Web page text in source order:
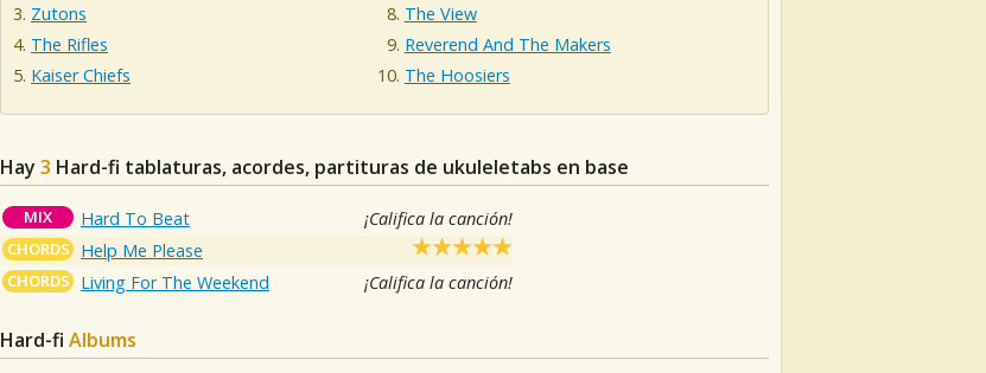
Zutons
The Rifles
Kaiser Chiefs
The View
Reverend And The Makers
The Hoosiers
Hay 3 Hard-fi tablaturas, acordes, partituras de ukuleletabs en base
MIX Hard To Beat ¡Califica la canción!
CHORDS Help Me Please
CHORDS Living For The Weekend ¡Califica la canción!
Hard-fi Albums